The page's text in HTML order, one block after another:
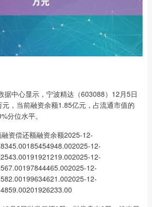
据中心显示，宁波精达（603088）12月5日
，当前融资余额1.85亿元，占流通市值的
分位水平。
资偿还额融资余额2025-12-
12-
12-
12-
12-